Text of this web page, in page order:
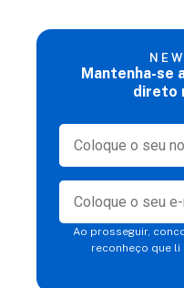
Mantenha-se
direto
Ao prosseguir,
reconheço que li